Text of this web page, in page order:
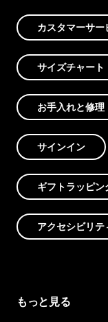
カスタマーサー
サイズチャート
お手入れと修理
サインイン
ギフトラッピン
アクセシビリ
もっと見る